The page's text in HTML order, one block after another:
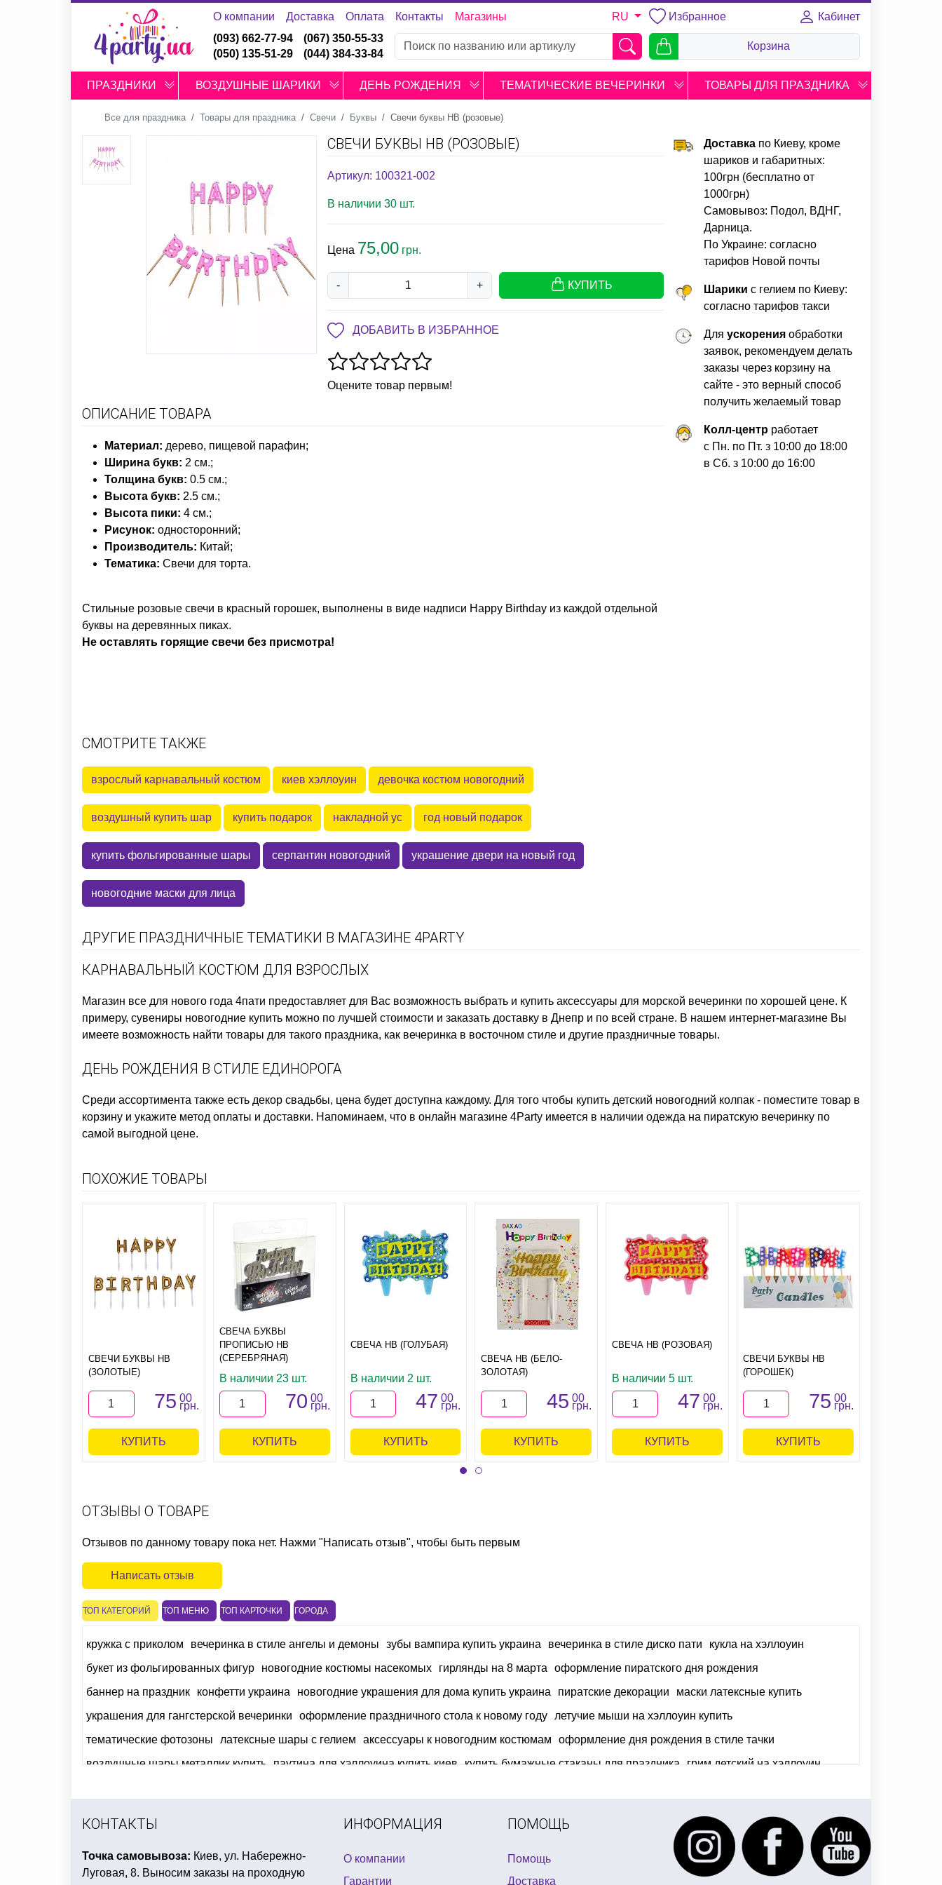
О компании Доставка Оплата Контакты Магазины RU Избранное
Кабинет
(093) 662-77-94
(050) 135-51-29
(067) 350-55-33
(044) 384-33-84
Корзина
ПРАЗДНИКИ ВОЗДУШНЫЕ ШАРИКИ ДЕНЬ РОЖДЕНИЯ ТЕМАТИЧЕСКИЕ ВЕЧЕРИНКИ ТОВАРЫ ДЛЯ ПРАЗДНИКА
Все для праздника Товары для праздника Свечи Буквы Свечи буквы HB (розовые)
СВЕЧИ БУКВЫ HB (РОЗОВЫЕ)
Артикул: 100321-002
В наличии 30 шт.
Цена 75,00 грн.
- + КУПИТЬ
ДОБАВИТЬ В ИЗБРАННОЕ
Оцените товар первым!
ОПИСАНИЕ ТОВАРА
Материал: дерево, пищевой парафин;
Ширина букв: 2 см.;
Толщина букв: 0.5 см.;
Высота букв: 2.5 см.;
Высота пики: 4 см.;
Рисунок: односторонний;
Производитель: Китай;
Тематика: Свечи для торта.
Стильные розовые свечи в красный горошек, выполнены в виде надписи Happy Birthday из каждой отдельной
буквы на деревянных пиках.
Не оставлять горящие свечи без присмотра!
СМОТРИТЕ ТАКЖЕ
взрослый карнавальный костюм киев хэллоуин девочка костюм новогодний
воздушный купить шар купить подарок накладной ус год новый подарок
купить фольгированные шары серпантин новогодний украшение двери на новый год
новогодние маски для лица
Доставкапо Киеву, кроме
шариков и габаритных:
100грн (бесплатно от
1000грн)
Самовывоз: Подол, ВДНГ,
Дарница.
По Украине: согласно
тарифов Новой почты
Шарики с гелием по Киеву:
согласно тарифов такси
Для ускоренияобработки
заявок, рекомендуем делать
заказы через корзину на
сайте - это верный способ
получить желаемый товар
Колл-центрработает
с Пн. по Пт. з 10:00 до 18:00
в Сб. з 10:00 до 16:00
ДРУГИЕ ПРАЗДНИЧНЫЕ ТЕМАТИКИ В МАГАЗИНЕ 4PARTY
КАРНАВАЛЬНЫЙ КОСТЮМ ДЛЯ ВЗРОСЛЫХ
Магазин все для нового года 4пати предоставляет для Вас возможность выбрать и купить аксессуары для морской вечеринки по хорошей цене. К
примеру, сувениры новогодние купить можно по лучшей стоимости и заказать доставку в Днепр и по всей стране. В нашем интернет-магазине Вы
имеете возможность найти товары для такого праздника, как вечеринка в восточном стиле и другие праздничные товары.
ДЕНЬ РОЖДЕНИЯ В СТИЛЕ ЕДИНОРОГА
Среди ассортимента также есть декор свадьбы, цена будет доступна каждому. Для того чтобы купить детский новогодний колпак - поместите товар в
корзину и укажите метод оплаты и доставки. Напоминаем, что в онлайн магазине 4Party имеется в наличии одежда на пиратскую вечеринку по
самой выгодной цене.
ПОХОЖИЕ ТОВАРЫ
СВЕЧИ БУКВЫ HB
(ЗОЛОТЫЕ)
75 00
грн.
КУПИТЬ
СВЕЧА БУКВЫ
ПРОПИСЬЮ HB
(СЕРЕБРЯНАЯ)
В наличии 23 шт.
70 00
грн.
КУПИТЬ
СВЕЧА HB (ГОЛУБАЯ)
В наличии 2 шт.
47 00
грн.
КУПИТЬ
СВЕЧА HB (БЕЛО-
ЗОЛОТАЯ)
45 00
грн.
КУПИТЬ
СВЕЧА HB (РОЗОВАЯ)
В наличии 5 шт.
47 00
грн.
КУПИТЬ
СВЕЧИ БУКВЫ HB
(ГОРОШЕК)
75 00
грн.
КУПИТЬ
ОТЗЫВЫ О ТОВАРЕ
Отзывов по данному товару пока нет. Нажми "Написать отзыв", чтобы быть первым
Написать отзыв
ТОП КАТЕГОРИЙ ТОП МЕНЮ ТОП КАРТОЧКИ ГОРОДА
кружка с приколом вечеринка в стиле ангелы и демоны зубы вампира купить украина вечеринка в стиле диско пати
кукла на хэллоуин
букет из фольгированных фигур
новогодние костюмы насекомых гирлянды на 8 марта
оформление пиратского дня рождения
баннер на праздник
конфетти украина новогодние украшения для дома купить украина пиратские декорации
маски латексные купить
украшения для гангстерской вечеринки
оформление праздничного стола к новому году
летучие мыши на хэллоуин купить
тематические фотозоны
латексные шары с гелием аксессуары к новогодним костюмам
оформление дня рождения в стиле тачки
воздушные шары металлик купить паутина для хэллоуина купить киев купить бумажные стаканы для праздника грим детский на хэллоуин
КОНТАКТЫ
Точка самовывоза: Киев, ул. Набережно-
Луговая, 8. Выносим заказы на проходную
ИНФОРМАЦИЯ
О компании
Гарантии
ПОМОЩЬ
Помощь
Доставка